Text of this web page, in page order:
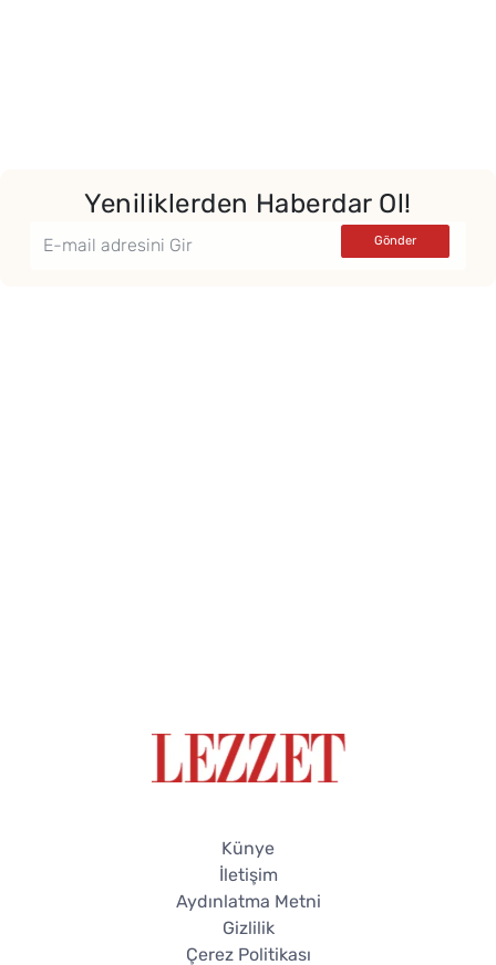
Yeniliklerden Haberdar Ol!
Künye
İletişim
Aydınlatma Metni
Gizlilik
Çerez Politikası